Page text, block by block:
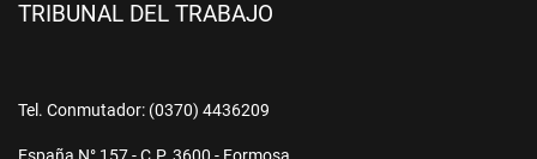
TRIBUNAL DEL TRABAJO
Tel. Conmutador: (0370) 4436209